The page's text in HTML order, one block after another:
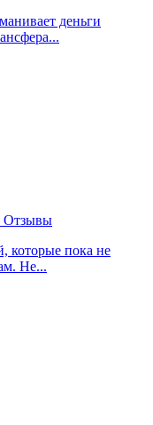
деньги
Отзывы
которые пока не
Не...